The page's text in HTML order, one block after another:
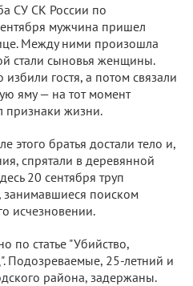
СУ СК России по
мужчина пришел
Между ними произошла
стали сыновья женщины.
гостя, а потом связали
яму — на тот момент
признаки жизни.
этого братья достали тело и,
спрятали в деревянной
20 сентября труп
поиском
исчезновении.
по статье "Убийство,
Подозреваемые, 25-летний и
района, задержаны.